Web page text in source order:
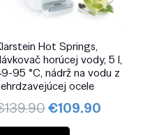
Hot Springs,
horúcej vody, 5 l,
95 °C, nádrž na vodu z
ocele
139.90Pôvodná
cena
€109.90